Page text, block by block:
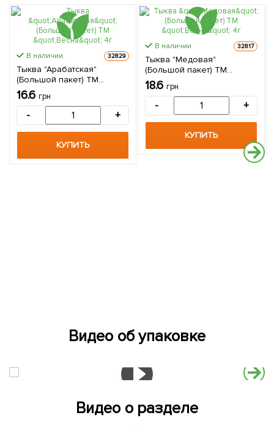
В наличии. 32829
Тыква "Арабатская"
(Большой пакет) ТМ
"Весна" 4г
16.6 грн
- +
КУПИТЬ
В наличии. 32817
Тыква "Медовая"
(Большой пакет) ТМ
"Весна" 4г
18.6 грн
- +
КУПИТЬ
Видео об упаковке
Видео о разделе